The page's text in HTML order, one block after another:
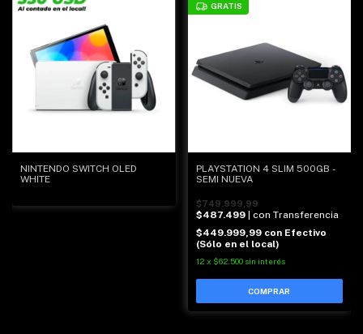
NINTENDO SWITCH OLED
WHITE
GRATIS
PLAYSTATION 4 SLIM 500GB -
SEMI NUEVA
$749.999,99
$487.499
| con Transferencia
$449.999,99 con Efectivo
(Sólo en el local)
12 x $62.500 sin interés